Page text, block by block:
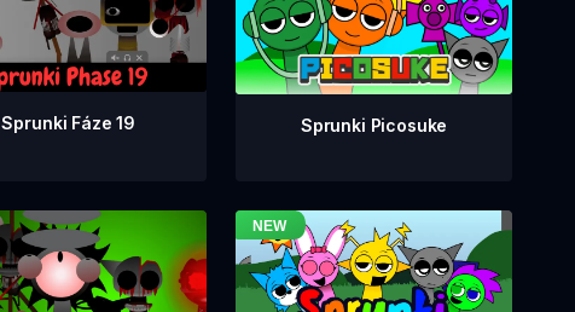
Sprunki Fáze 19 Sprunki Picosuke